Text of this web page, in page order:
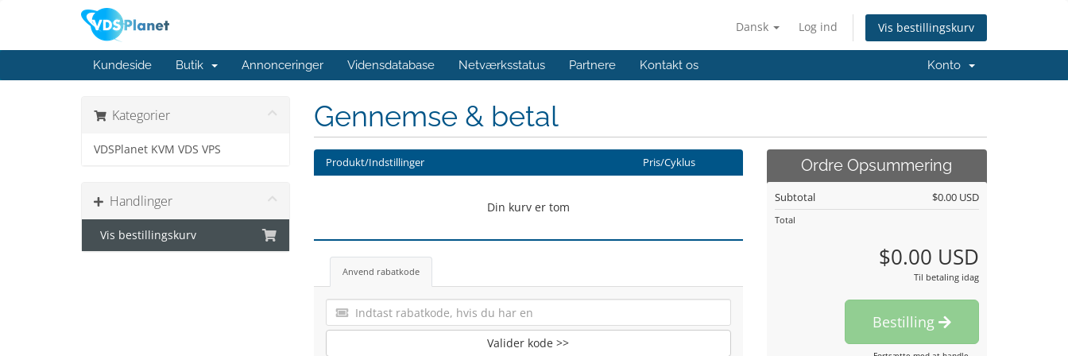
Dansk Log ind Vis bestillingskurv
Kundeside Butik Annonceringer Vidensdatabase Netværksstatus Partnere Kontakt os Konto
Kategorier
VDSPlanet KVM VDS VPS
Handlinger
Vis bestillingskurv
Gennemse & betal
Produkt/Indstillinger Pris/Cyklus
Din kurv er tom
Anvend rabatkode
Valider kode >>
Ordre Opsummering
Subtotal $0.00 USD
Total
$0.00 USD
Til betaling idag
Bestilling